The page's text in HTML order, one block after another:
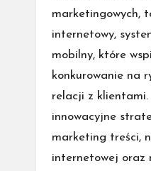
marketingowych,
internetowy,
mobilny, które
konkurowanie na
relacji z klientami.
innowacyjne
marketing treści,
internetowej oraz